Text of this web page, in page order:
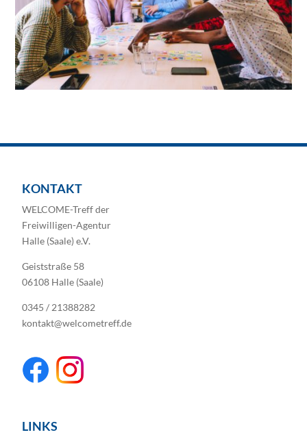
KONTAKT
WELCOME-Treff der
Freiwilligen-Agentur
Halle (Saale) e.V.
Geiststraße 58
06108 Halle (Saale)
0345 / 21388282
kontakt@welcometreff.de
LINKS